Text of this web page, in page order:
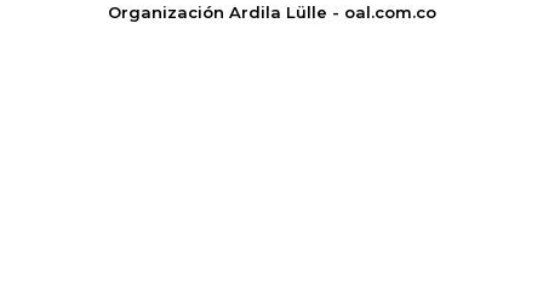
Organización Ardila Lülle - oal.com.co